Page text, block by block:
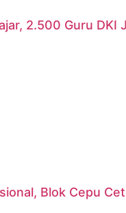
2.500 Guru DKI
Blok Cepu